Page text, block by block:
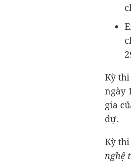
Kỳ
ngày
gia
dự.
Kỳ
nghệ